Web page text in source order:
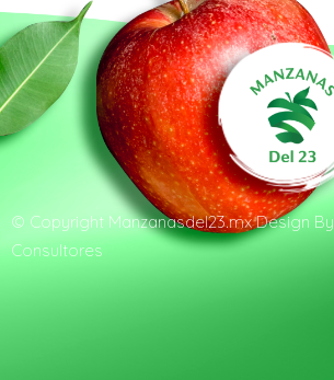
© Copyright Manzanasdel23.mxDesign By
Consultores